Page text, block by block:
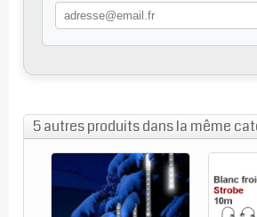
5 autres produits dans la même